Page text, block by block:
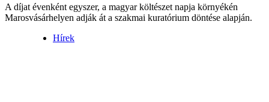
A díjat évenként egyszer, a magyar költészet napja környékén
Marosvásárhelyen adják át a szakmai kuratórium döntése alapján.
Hírek